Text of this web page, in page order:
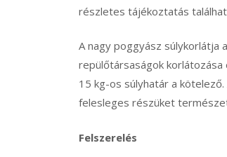
részletes tájékoztatás
A nagy poggyász súlykorlátja
repülőtársaságok
15 kg-os súlyhatár a
felesleges részüket
Felszerelés